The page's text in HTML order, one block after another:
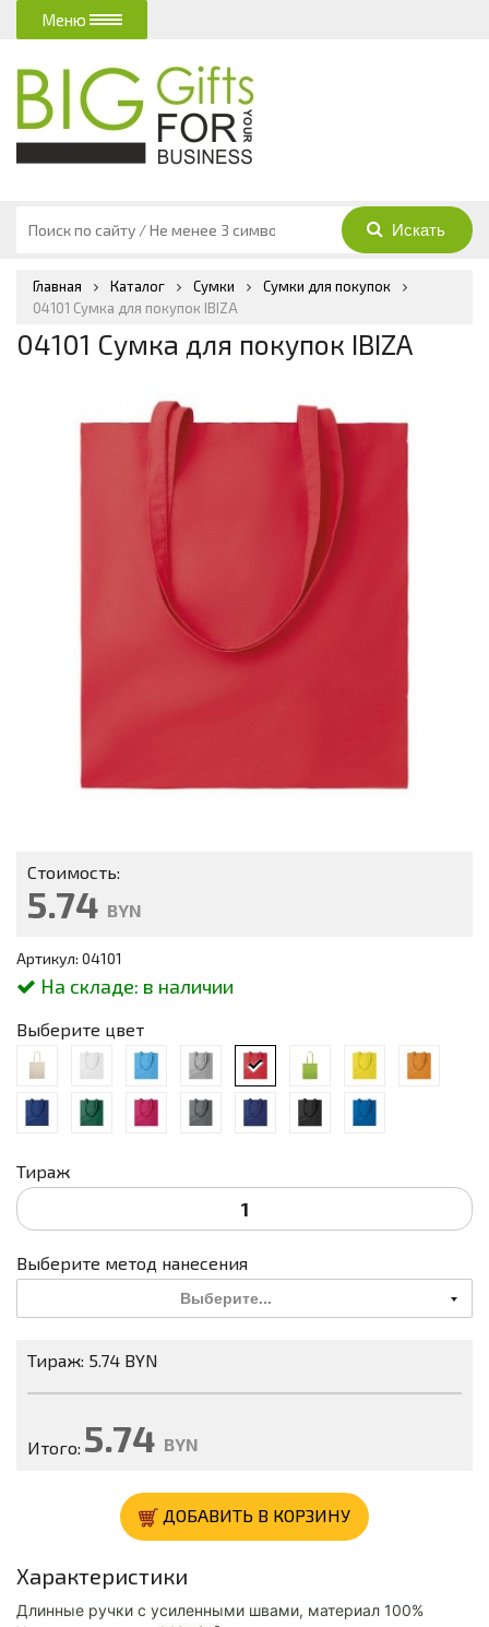
Меню
Главная Каталог Сумки
Сумки для покупок
04101 Сумка для покупок IBIZA
04101 Сумка для покупок IBIZA
Стоимость:
5.74 BYN
Артикул: 04101
На складе: в наличии
Выберите цвет
Тираж
Выберите метод нанесения
Выберите...
Тираж: 5.74 BYN
Итого: 5.74 BYN
ДОБАВИТЬ В КОРЗИНУ
Характеристики
Длинные ручки с усиленными швами, материал 100%